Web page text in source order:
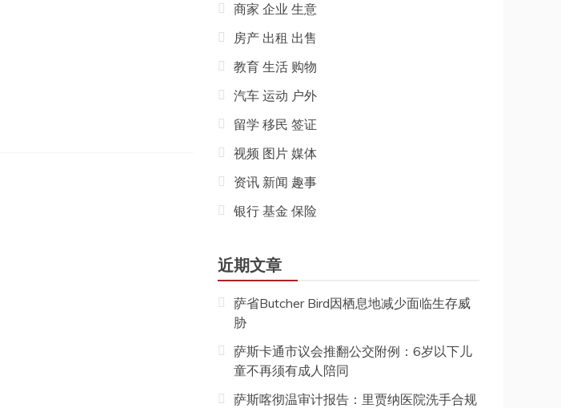
商家 企业 生意
房产 出租 出售
教育 生活 购物
汽车 运动 户外
留学 移民 签证
视频 图片 媒体
资讯 新闻 趣事
银行 基金 保险
近期文章
萨省Butcher Bird因栖息地减少面临生存威
胁
萨斯卡通市议会推翻公交附例：6岁以下儿
童不再须有成人陪同
萨斯喀彻温审计报告：里贾纳医院洗手合规